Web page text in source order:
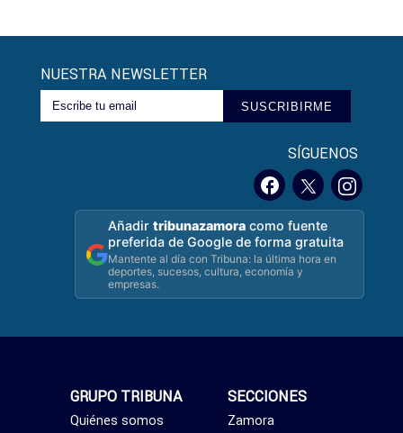
NUESTRA NEWSLETTER
SUSCRIBIRME
SÍGUENOS
Añadirtribunazamora como fuente
preferida de Google de forma gratuita
Mantente al día con Tribuna: la última hora en
deportes, sucesos, cultura, economía y
empresas.
SECCIONES
Zamora
GRUPO TRIBUNA
Quiénes somos